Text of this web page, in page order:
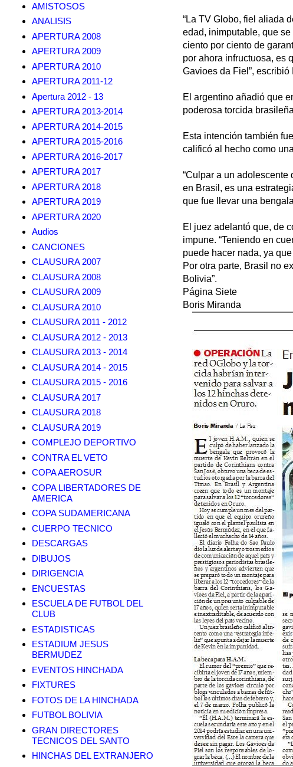
“La TV Globo, fiel aliada
edad, inimputable, que se
ciento por ciento de
por ahora infructuosa, es
Gavioes da Fiel”,
El argentino añadió que
poderosa torcida
Esta intención también
calificó al hecho como
“Culpar a un
en Brasil, es una
que fue llevar una
El juez adelantó que, de
impune. “Teniendo en
puede hacer nada, ya
Por otra parte, Brasil no
Bolivia”.
Página Siete
Boris Miranda
AMISTOSOS
ANALISIS
APERTURA 2008
APERTURA 2009
APERTURA 2010
APERTURA 2011-12
Apertura 2012 - 13
APERTURA 2013-2014
APERTURA 2014-2015
APERTURA 2015-2016
APERTURA 2016-2017
APERTURA 2017
APERTURA 2018
APERTURA 2019
APERTURA 2020
Audios
CANCIONES
CLAUSURA 2007
CLAUSURA 2008
CLAUSURA 2009
CLAUSURA 2010
CLAUSURA 2011 - 2012
CLAUSURA 2012 - 2013
CLAUSURA 2013 - 2014
CLAUSURA 2014 - 2015
CLAUSURA 2015 - 2016
CLAUSURA 2017
CLAUSURA 2018
CLAUSURA 2019
COMPLEJO DEPORTIVO
CONTRA EL VETO
COPA AEROSUR
COPA LIBERTADORES DE
AMERICA
COPA SUDAMERICANA
CUERPO TECNICO
DESCARGAS
DIBUJOS
DIRIGENCIA
ENCUESTAS
ESCUELA DE FUTBOL DEL
CLUB
ESTADISTICAS
ESTADIUM JESUS
BERMUDEZ
EVENTOS HINCHADA
FIXTURES
FOTOS DE LA HINCHADA
FUTBOL BOLIVIA
GRAN DIRECTORES
TECNICOS DEL SANTO
HINCHAS DEL EXTRANJERO